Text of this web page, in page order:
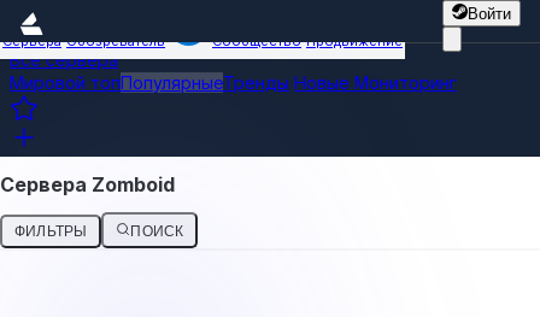
Войти
Сервера Обозреватель Сообщество Продвижение
Все сервера
Мировой топПопулярныеТренды Новые Мониторинг
Сервера Zomboid
ФИЛЬТРЫ ПОИСК